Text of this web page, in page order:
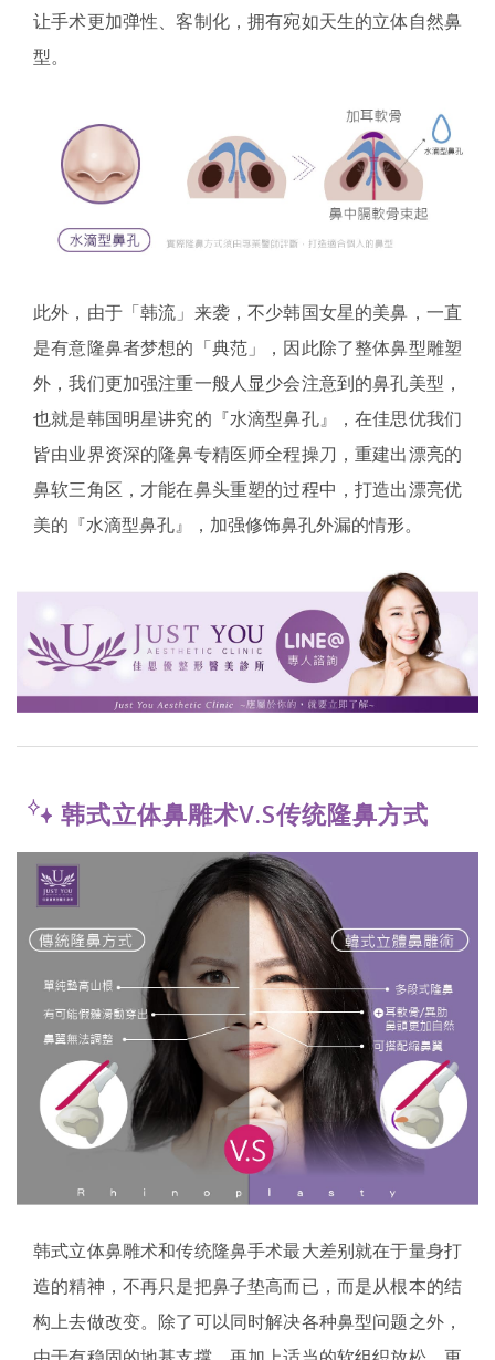
让手术更加弹性、客制化，拥有宛如天生的立体自然鼻
型。
此外，由于「韩流」来袭，不少韩国女星的美鼻，一直
是有意隆鼻者梦想的「典范」，因此除了整体鼻型雕塑
外，我们更加强注重一般人显少会注意到的鼻孔美型，
也就是韩国明星讲究的『水滴型鼻孔』，在佳思优我们
皆由业界资深的隆鼻专精医师全程操刀，重建出漂亮的
鼻软三角区，才能在鼻头重塑的过程中，打造出漂亮优
美的『水滴型鼻孔』，加强修饰鼻孔外漏的情形。
韩式立体鼻雕术V.S传统隆鼻方式
韩式立体鼻雕术和传统隆鼻手术最大差别就在于量身打
造的精神，不再只是把鼻子垫高而已，而是从根本的结
构上去做改变。除了可以同时解决各种鼻型问题之外，